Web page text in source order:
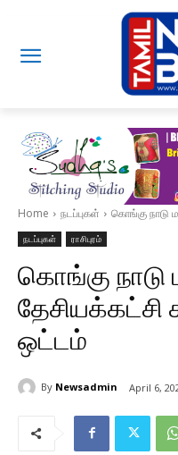
Home நடப்புகள் கொங்கு நாடு
நடப்புகள் ராசிபுரம்
கொங்கு
தேசியக்கட்சி
ஒட்டம்
By Newsadmin April 6,